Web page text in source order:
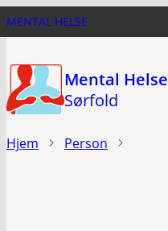
Hopp
til
hovedinnhold
MENTAL HELSE
Mental Helse
Sørfold
Hjem Person